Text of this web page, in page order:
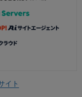
イト